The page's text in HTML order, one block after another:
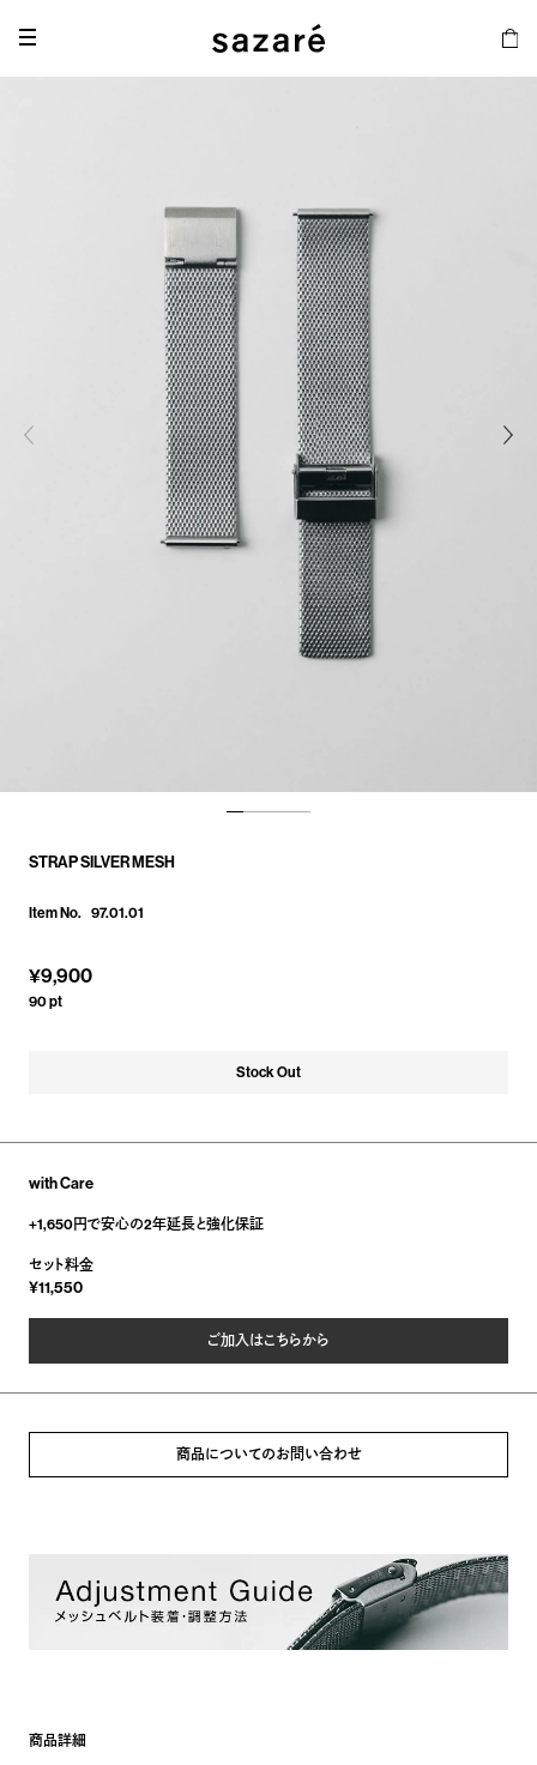
STRAP SILVER MESH
97.01.01
¥9,900
90pt
Stock Out
with Care
+1,650円で安心の2年延長と強化保証
セット料金
11,550
ご加入はこちらから
商品についてのお問い合わせ